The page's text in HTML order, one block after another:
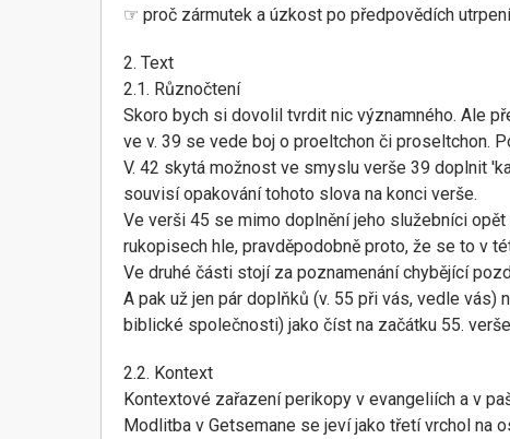
☞ proč zármutek a úzkost po předpovědích
2. Text
2.1. Různočtení
Skoro bych si dovolil tvrdit nic významného. Ale
ve v. 39 se vede boj o proeltchon či proseltchon.
V. 42 skytá možnost ve smyslu verše 39 doplnit
souvisí opakování tohoto slova na konci verše.
Ve verši 45 se mimo doplnění jeho služebníci
rukopisech hle, pravděpodobně proto, že se to v
Ve druhé části stojí za poznamenání chybějící
A pak už jen pár doplňků (v. 55 při vás, vedle
biblické společnosti) jako číst na začátku 55.
2.2. Kontext
Kontextové zařazení perikopy v evangeliích a v
Modlitba v Getsemane se jeví jako třetí vrchol na